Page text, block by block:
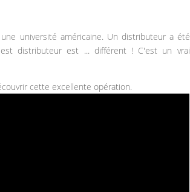
université américaine. Un distributeur a été
distributeur est ... différent ! C'est un vrai
cette excellente opération.